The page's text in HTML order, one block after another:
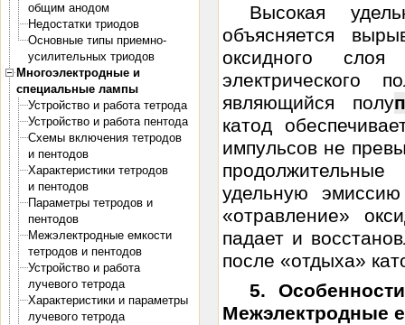
общим анодом
Недостатки триодов
Основные типы приемно-
усилительных триодов
Многоэлектродные и
специальные лампы
Устройство и работа тетрода
Устройство и работа пентода
Схемы включения тетродов
и пентодов
Характеристики тетродов
и пентодов
Параметры тетродов и
пентодов
Межэлектродные емкости
тетродов и пентодов
Устройство и работа
лучевого тетрода
Характеристики и параметры
лучевого тетрода
Высокая
объясняется
оксидного
электрического
являющийся полу
катод
импульсов не
удельную
«отравление»
падает и
после «отдыха»
5.
Межэлектродные